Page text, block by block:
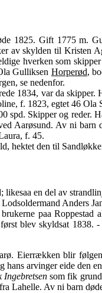
1825. Gift 1775 m.
av skylden til Kristen
hverken som
Gulliksen Horperød,
se nedenfor.
1834, var da skipper.
f. 1823, egtet 46 Ola
spd. Skipper og reder.
Aarøsund. Av ni
f. 45.
hektet den til
en del av
Anders
paa
blev skyldsat
Eierrækken blir
arvinger eide den
Ingebretsen som fik
Lahelle. Av ni barn